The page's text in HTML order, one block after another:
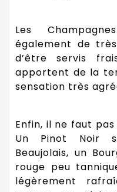
Les
également de
d’être servis
apportent de la
sensation très
Enfin, il ne faut
Un Pinot Noir
Beaujolais, un
rouge peu
légèrement